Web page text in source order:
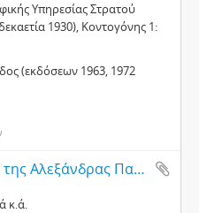
Υπηρεσίας Στρατού
1930), Κοντογόνης 1:
(εκδόσεων 1963, 1972
Κατάλοιπα του Αρχείου της Αλεξάνδρας Παραφεντίδου
κ.ά.